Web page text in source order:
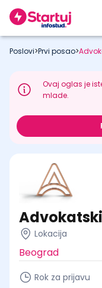
Poslovi>Prvi posao>
Ovaj oglas je
mlade.
Lokacija
Beograd
Rok za prijavu